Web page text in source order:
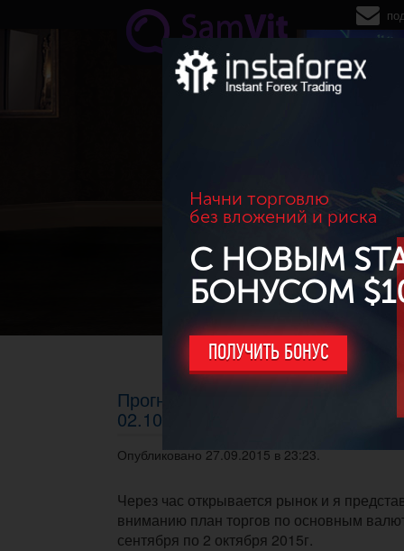
Перейти к основному содержанию
Начни торговлю
без вложений и риска
С НОВЫМ
БОНУСОМ
ПОЛУЧИТЬ БОНУС
Прогноз по основным валютным
02.10.2015г.
Опубликовано 27.09.2015 в 23:23.
Через час открывается рынок и я
вниманию план торгов по основным
сентября по 2 октября 2015г.